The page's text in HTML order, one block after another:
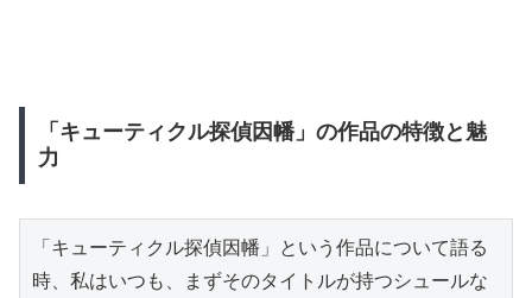
「キューティクル探偵因幡」の作品の特徴と魅
力
「キューティクル探偵因幡」という作品について語る
時、私はいつも、まずそのタイトルが持つシュールな